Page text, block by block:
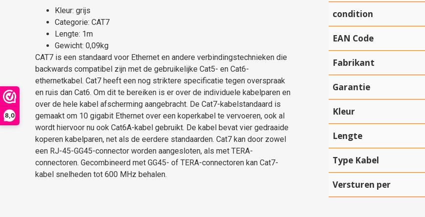
8,0
Kleur: grijs
Categorie: CAT7
Lengte: 1m
Gewicht: 0,09kg
CAT7 is een standaard voor Ethernet en andere verbindingstechnieken die
backwards compatibel zijn met de gebruikelijke Cat5- en Cat6-
ethernetkabel. Cat7 heeft een nog striktere specificatie tegen overspraak
en ruis dan Cat6. Om dit te bereiken is er over de individuele kabelparen en
over de hele kabel afscherming aangebracht. De Cat7-kabelstandaard is
gemaakt om 10 gigabit Ethernet over een koperkabel te vervoeren, ook al
wordt hiervoor nu ook Cat6A-kabel gebruikt. De kabel bevat vier gedraaide
koperen kabelparen, net als de eerdere standaarden. Cat7 kan door zowel
een RJ-45-GG45-connector worden aangesloten, als met TERA-
connectoren. Gecombineerd met GG45- of TERA-connectoren kan Cat7-
kabel snelheden tot 600 MHz behalen.
condition
EAN Code
Fabrikant
Garantie
Kleur
Lengte
Type Kabel
Versturen per
Hartelijk dank!
Dit product is succesvol toegevoegd aan uw winkelwagen!